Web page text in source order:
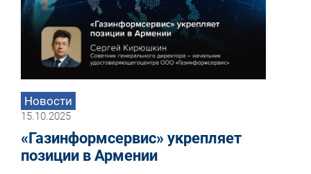
Новости
15.10.2025
«Газинформсервис» укрепляет
позиции в Армении